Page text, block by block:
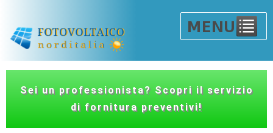
Sei un professionista? Scopri il servizio
di fornitura preventivi!